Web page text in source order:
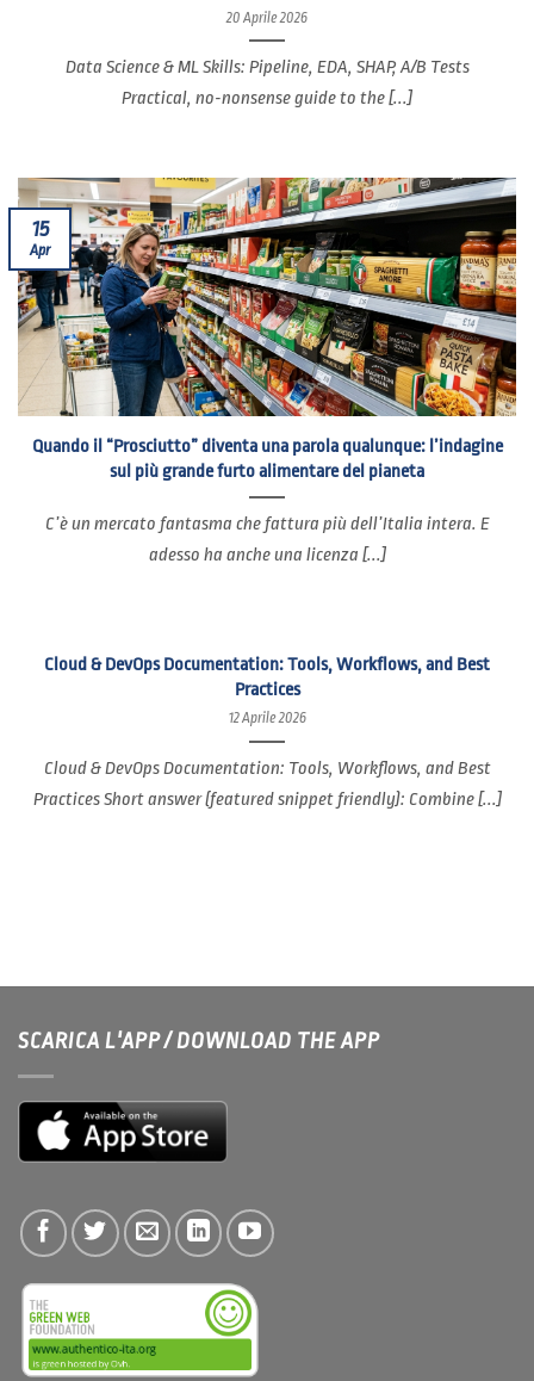
20 Aprile 2026
Data Science & ML Skills: Pipeline, EDA, SHAP, A/B Tests
Practical, no-nonsense guide to the [...]
Quando il “Prosciutto” diventa una parola qualunque: l’indagine
sul più grande furto alimentare del pianeta
C’è un mercato fantasma che fattura più dell’Italia intera. E
adesso ha anche una licenza [...]
15
Apr
Cloud & DevOps Documentation: Tools, Workflows, and Best
Practices
12 Aprile 2026
Cloud & DevOps Documentation: Tools, Workflows, and Best
Practices Short answer (featured snippet friendly): Combine [...]
SCARICA L'APP / DOWNLOAD THE APP